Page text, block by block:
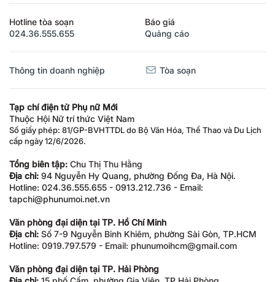
Hotline tòa soạn
024.36.555.655
Báo giá
Quảng cáo
Thông tin doanh nghiệp Tòa soạn
Tạp chí điện tử Phụ nữ Mới
Thuộc Hội Nữ trí thức Việt Nam
Số giấy phép: 81/GP-BVHTTDL do Bộ Văn Hóa, Thể Thao và Du Lịch
cấp ngày 12/6/2026.
Tổng biên tập: Chu Thị Thu Hằng
Địa chỉ: 94 Nguyễn Hy Quang, phường Đống Đa, Hà Nội.
Hotline: 024.36.555.655 - 0913.212.736 - Email:
tapchi@phunumoi.net.vn
Văn phòng đại diện tại TP. Hồ Chí Minh
Địa chỉ: Số 7-9 Nguyễn Bỉnh Khiêm, phường Sài Gòn, TP.HCM
Hotline: 0919.797.579 - Email: phunumoihcm@gmail.com
Văn phòng đại diện tại TP. Hải Phòng